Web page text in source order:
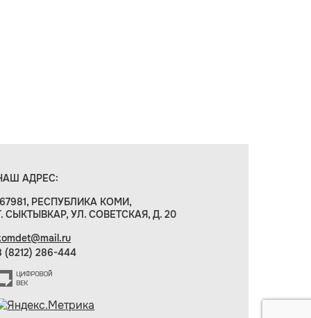
АДРЕС:
РЕСПУБЛИКА КОМИ,
СЫКТЫВКАР, УЛ. СОВЕТСКАЯ, Д. 20
(8212) 286-444